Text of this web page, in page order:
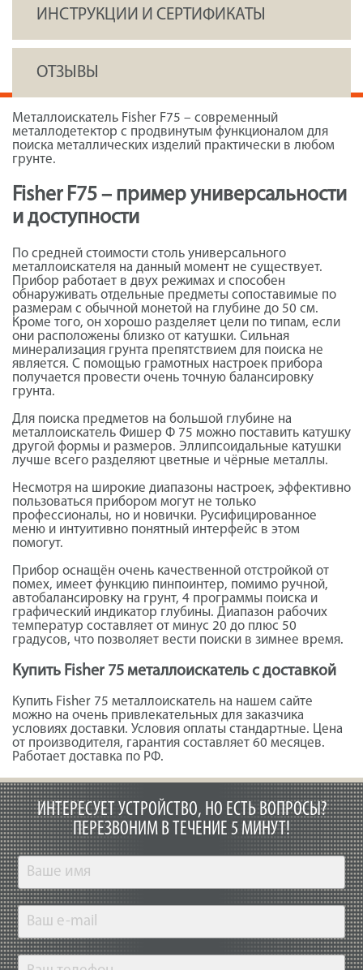
ИНСТРУКЦИИ И СЕРТИФИКАТЫ
ОТЗЫВЫ
Металлоискатель Fisher F75 – современный
металлодетектор с продвинутым функционалом для
поиска металлических изделий практически в любом
грунте.
Fisher F75 – пример универсальности
и доступности
По средней стоимости столь универсального
металлоискателя на данный момент не существует.
Прибор работает в двух режимах и способен
обнаруживать отдельные предметы сопоставимые по
размерам с обычной монетой на глубине до 50 см.
Кроме того, он хорошо разделяет цели по типам, если
они расположены близко от катушки. Сильная
минерализация грунта препятствием для поиска не
является. С помощью грамотных настроек прибора
получается провести очень точную балансировку
грунта.
Для поиска предметов на большой глубине на
металлоискатель Фишер Ф 75 можно поставить катушку
другой формы и размеров. Эллипсоидальные катушки
лучше всего разделяют цветные и чёрные металлы.
Несмотря на широкие диапазоны настроек, эффективно
пользоваться прибором могут не только
профессионалы, но и новички. Русифицированное
меню и интуитивно понятный интерфейс в этом
помогут.
Прибор оснащён очень качественной отстройкой от
помех, имеет функцию пинпоинтер, помимо ручной,
автобалансировку на грунт, 4 программы поиска и
графический индикатор глубины. Диапазон рабочих
температур составляет от минус 20 до плюс 50
градусов, что позволяет вести поиски в зимнее время.
Купить Fisher 75 металлоискатель с доставкой
Купить Fisher 75 металлоискатель на нашем сайте
можно на очень привлекательных для заказчика
условиях доставки. Условия оплаты стандартные. Цена
от производителя, гарантия составляет 60 месяцев.
Работает доставка по РФ.
ИНТЕРЕСУЕТ УСТРОЙСТВО, НО ЕСТЬ ВОПРОСЫ?
ПЕРЕЗВОНИМ В ТЕЧЕНИЕ 5 МИНУТ!